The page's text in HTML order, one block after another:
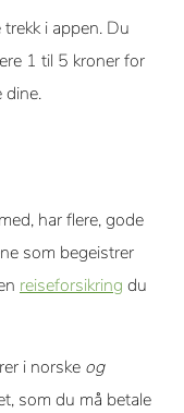
i appen. Du
1 til 5 kroner for
dine.
har flere, gode
som begeistrer
reiseforsikring du
i norske og
som du må betale